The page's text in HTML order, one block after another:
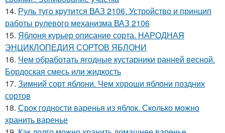
14. Руль туго крутится ВАЗ 2106. Устройство и принцип
работы рулевого механизма ВАЗ 2106
15. Яблоня курьер описание сорта. НАРОДНАЯ
ЭНЦИКЛОПЕДИЯ СОРТОВ ЯБЛОНИ
16. Чем обработать ягодные кустарники ранней весной.
Бордоская смесь или жидкость
17. Зимний сорт яблони. Чем хороши яблони поздних
сортов
18. Срок годности варенья из яблок. Сколько можно
хранить варенье